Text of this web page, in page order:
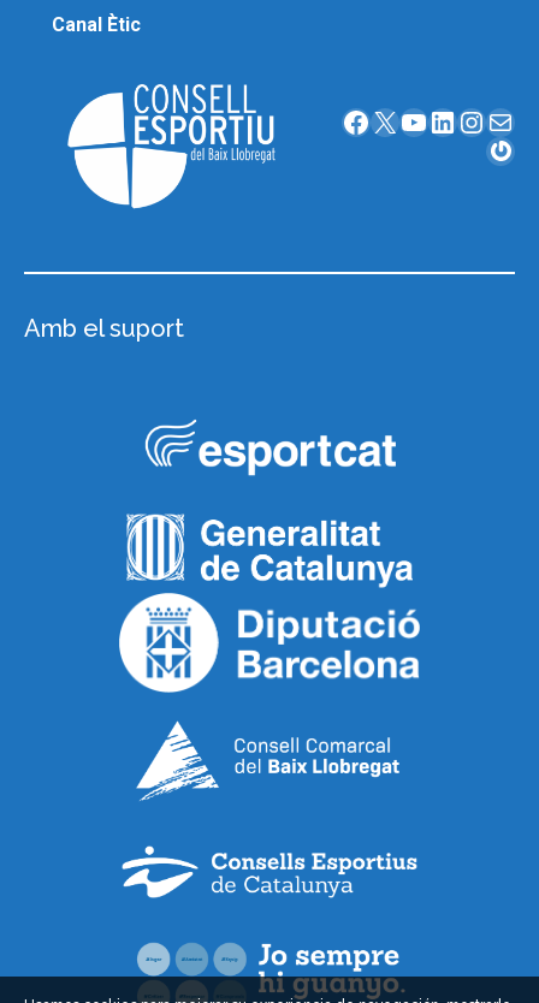
Canal Ètic
Facebook X YouTube LinkedIn InstagramCorreu electrònic
Gravatar
Amb el suport